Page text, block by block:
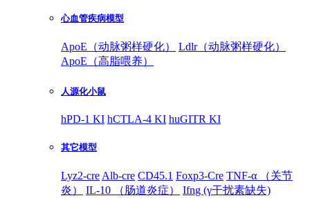
心血管疾病模型
ApoE（动脉粥样硬化）
Ldlr（动脉粥样硬化）
ApoE（高脂喂养）
人源化小鼠
hPD-1 KI hCTLA-4 KI huGITR KI
其它模型
Lyz2-cre Alb-cre CD45.1 Foxp3-Cre TNF-α （关节
炎）
IL-10 （肠道炎症）
Ifng (γ干扰素缺失)